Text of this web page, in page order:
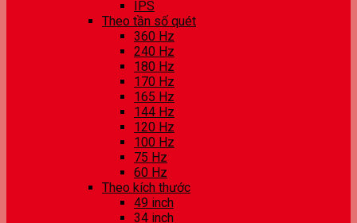
IPS
Theo tần số quét
360 Hz
240 Hz
180 Hz
170 Hz
165 Hz
144 Hz
120 Hz
100 Hz
75 Hz
60 Hz
Theo kích thước
49 inch
34 inch